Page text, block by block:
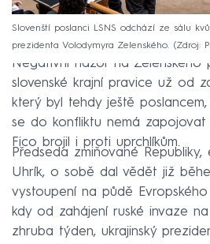
Slovenští poslanci LSNS odchází ze sálu
prezidenta Volodymyra Zelenského.
Zdroj:
Negativní názor na Zelenského
slovenské krajní pravice už od
který byl tehdy ještě poslancem,
se do konfliktu nemá
Fico brojil i proti uprchlíkům.
Předseda zmiňované
Uhrík, o sobě dal vědět již
vystoupení na půdě
kdy od zahájení ruské invaze
zhruba týden, ukrajinský